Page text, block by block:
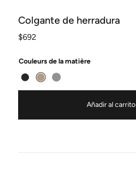
Colgante de herradura
$692
Couleurs de la matière
Añadir al carrito